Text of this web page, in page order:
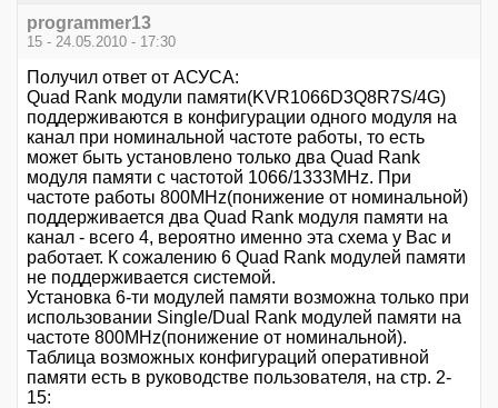
programmer13
15 - 24.05.2010 - 17:30
Получил ответ от АСУСА:
Quad Rank модули памяти(KVR1066D3Q8R7S/4G)
поддерживаются в конфигурации одного модуля на
канал при номинальной частоте работы, то есть
может быть установлено только два Quad Rank
модуля памяти с частотой 1066/1333MHz. При
частоте работы 800MHz(понижение от номинальной)
поддерживается два Quad Rank модуля памяти на
канал - всего 4, вероятно именно эта схема у Вас и
работает. К сожалению 6 Quad Rank модулей памяти
не поддерживается системой.
Установка 6-ти модулей памяти возможна только при
использовании Single/Dual Rank модулей памяти на
частоте 800MHz(понижение от номинальной).
Таблица возможных конфигураций оперативной
памяти есть в руководстве пользователя, на стр. 2-
15: